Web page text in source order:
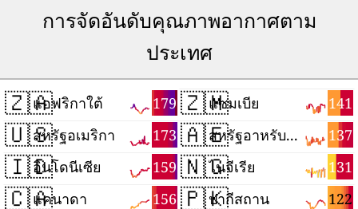
การจัดอันดับคุณภาพอากาศตาม
ประเทศ
🇿🇦 179
แอฟริกาใต้
🇺🇸 173
สหรัฐอเมริกา
🇮🇩 159
อินโดนีเซีย
🇨🇦 156
แคนาดา
🇿🇲 141
แซมเบีย
🇦🇪 137
สหรัฐอาหรับเอมิเรตส์
🇳🇬 131
ไนจีเรีย
🇵🇰 122
ปากีสถาน